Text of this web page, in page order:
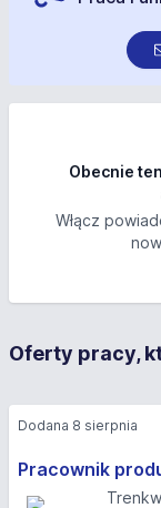
Obecnie
Włącz
Oferty pracy,
Pracownik
Dodana 8 sierpnia